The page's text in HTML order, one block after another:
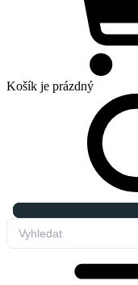
Košík je prázdný